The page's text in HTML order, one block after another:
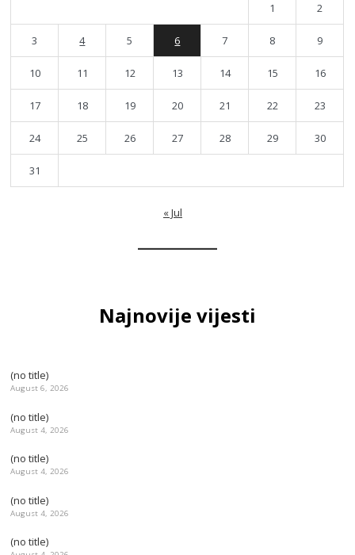
1 2
3 4 5 6 7 8 9
10 11 12 13 14 15 16
17 18 19 20 21 22 23
24 25 26 27 28 29 30
31
« Jul
Najnovije vijesti
(no title)
August 6, 2026
(no title)
August 4, 2026
(no title)
August 4, 2026
(no title)
August 4, 2026
(no title)